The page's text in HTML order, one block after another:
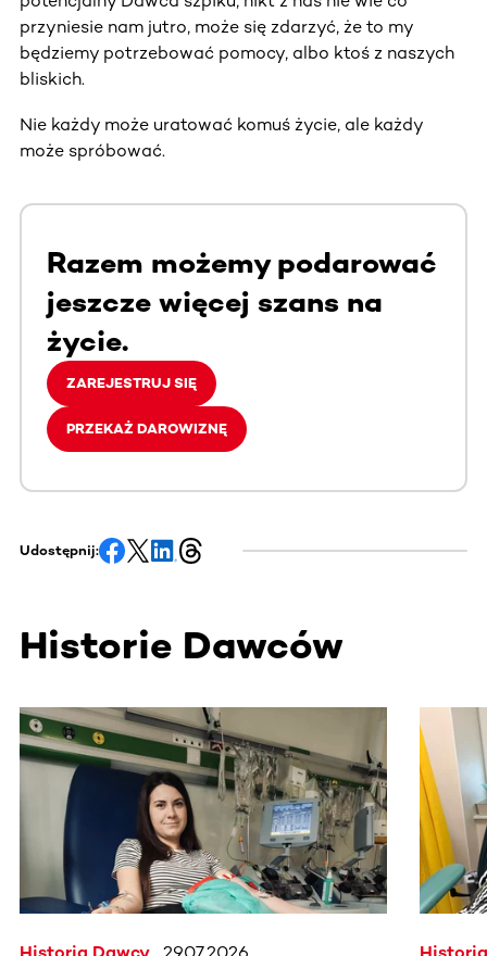
przyniesie nam jutro, może się zdarzyć, że to my
będziemy potrzebować pomocy, albo ktoś z naszych
bliskich.
Nie każdy może uratować komuś życie, ale każdy
może spróbować.
Razem możemy podarować
jeszcze więcej szans na
życie.
ZAREJESTRUJ SIĘ
PRZEKAŻ DAROWIZNĘ
Udostępnij:
Historie Dawców
Ta sekcja zawiera treści przewijane w poziomie. Użyj